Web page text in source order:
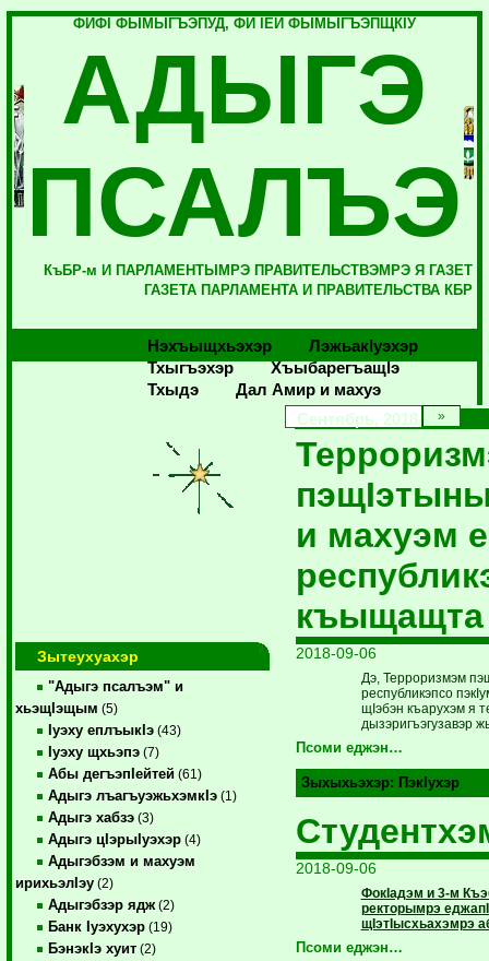
ФИФI ФЫМЫГЪЭПУД, ФИ IЕЙ ФЫМЫГЪЭПЩКIУ
АДЫГЭ
ПСАЛЪЭ
КъБР-м И ПАРЛАМЕНТЫМРЭ ПРАВИТЕЛЬСТВЭМРЭ Я ГАЗЕТ
ГАЗЕТА ПАРЛАМЕНТА И ПРАВИТЕЛЬСТВА КБР
Нэхъыщхьэхэр
Лэжьакlуэхэр
Тхыгъэхэр
Хъыбарегъащlэ
Тхыдэ
Дал Амир и махуэ
Зытеухуахэр
"Адыгэ псалъэм" и
хьэщIэщым (5)
Iуэху еплъыкIэ (43)
Iуэху щхьэпэ (7)
Абы дегъэпIейтей (61)
Адыгэ лъагъуэжьхэмкIэ (1)
Адыгэ хабзэ (3)
Адыгэ цIэрыIуэхэр (4)
Адыгэбзэм и махуэм
ирихьэлIэу (2)
Адыгэбзэр ядж (2)
Банк Iуэхухэр (19)
БэнэкIэ хуит (2)
Сентябрь, 2018
и махуэм
къыщащта
2018-09-06
Дэ, Терроризмэм
республикэпсо
щIэбэн къарухэм я
дызэригъэгузавэр
Псоми еджэн…
Зыхыхьэхэр: ПэкIухэр
2018-09-06
ФокIадэм и 3-м
ректорымрэ
щIэтIысхьахэмрэ
Псоми еджэн…